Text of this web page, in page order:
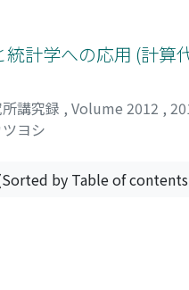
a combinatorial
search, we classify the
計学への応用 (計算
講究録 , Volume 2012 ,
ヨシ
by Table of